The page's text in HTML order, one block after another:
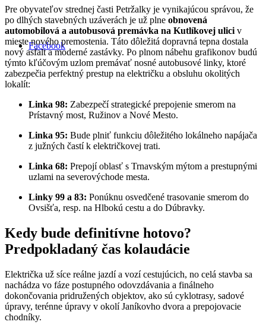
Facebook
Pre obyvateľov strednej časti Petržalky je vynikajúcou správou, že
po dlhých stavebných uzáverách je už plne obnovená
automobilová a autobusová premávka na Kutlíkovej ulici v
mieste nového premostenia. Táto dôležitá dopravná tepna dostala
nový asfalt a moderné zastávky. Po plnom nábehu grafikonov budú
týmto kľúčovým uzlom premávať nosné autobusové linky, ktoré
zabezpečia perfektný prestup na električku a obsluhu okolitých
lokalít:
Linka 98: Zabezpečí strategické prepojenie smerom na
Prístavný most, Ružinov a Nové Mesto.
Linka 95: Bude plniť funkciu dôležitého lokálneho napájača
z južných častí k električkovej trati.
Linka 68: Prepojí oblasť s Trnavským mýtom a prestupnými
uzlami na severovýchode mesta.
Linky 99 a 83: Ponúknu osvedčené trasovanie smerom do
Ovsišťa, resp. na Hlbokú cestu a do Dúbravky.
Kedy bude definitívne hotovo?
Predpokladaný čas kolaudácie
Električka už síce reálne jazdí a vozí cestujúcich, no celá stavba sa
nachádza vo fáze postupného odovzdávania a finálneho
dokončovania pridružených objektov, ako sú cyklotrasy, sadové
úpravy, terénne úpravy v okolí Janíkovho dvora a prepojovacie
chodníky.